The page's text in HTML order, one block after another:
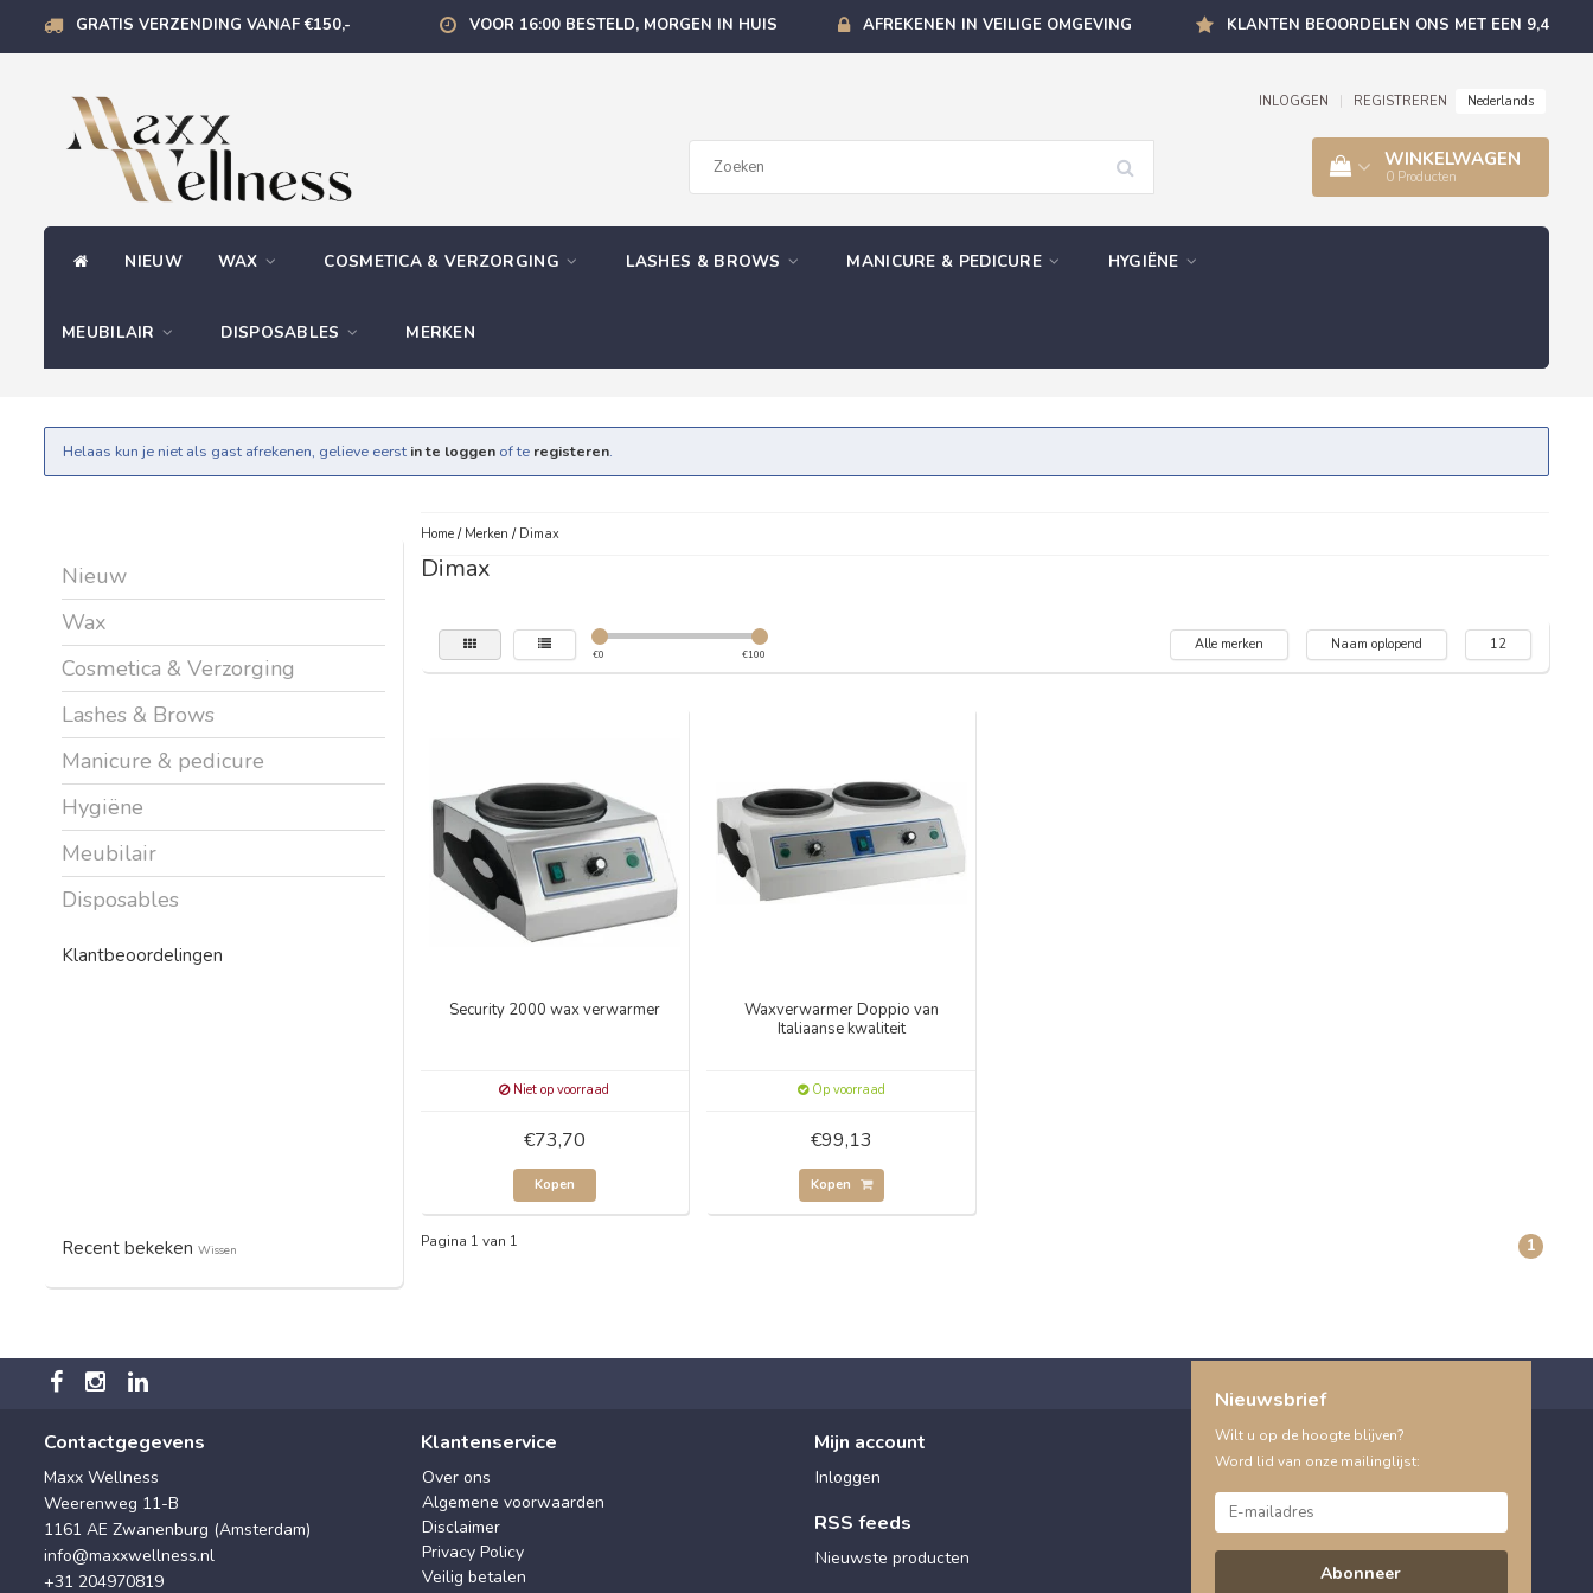
GRATIS VERZENDING VANAF €150,- VOOR 16:00 BESTELD, MORGEN IN HUIS AFREKENEN IN VEILIGE OMGEVING KLANTEN BEOORDELEN ONS MET EEN 9,4
INLOGGEN REGISTREREN Nederlands
WINKELWAGEN
0 Producten
NIEUW WAX COSMETICA & VERZORGING LASHES & BROWS MANICURE & PEDICURE HYGIËNE
MEUBILAIR DISPOSABLES MERKEN
Helaas kun je niet als gast afrekenen, gelieve eerst in te loggen of te registeren.
Nieuw
Wax
Cosmetica & Verzorging
Lashes & Brows
Manicure & pedicure
Hygiëne
Meubilair
Disposables
Klantbeoordelingen
Recent bekeken Wissen
Home/ Merken / Dimax
Dimax
€0 €100
Alle merken Naam oplopend 12
Security 2000 wax verwarmer
Niet op voorraad
€73,70
Kopen
Waxverwarmer Doppio van
Italiaanse kwaliteit
Op voorraad
€99,13
Kopen
Pagina 1 van 1 1
Contactgegevens
Maxx Wellness
Weerenweg 11-B
1161 AE Zwanenburg (Amsterdam)
info@maxxwellness.nl
+31 204970819
Klantenservice
Over ons
Algemene voorwaarden
Disclaimer
Privacy Policy
Veilig betalen
Mijn account
Inloggen
RSS feeds
Nieuwste producten
Nieuwsbrief
Wilt u op de hoogte blijven?
Word lid van onze mailinglijst:
Abonneer